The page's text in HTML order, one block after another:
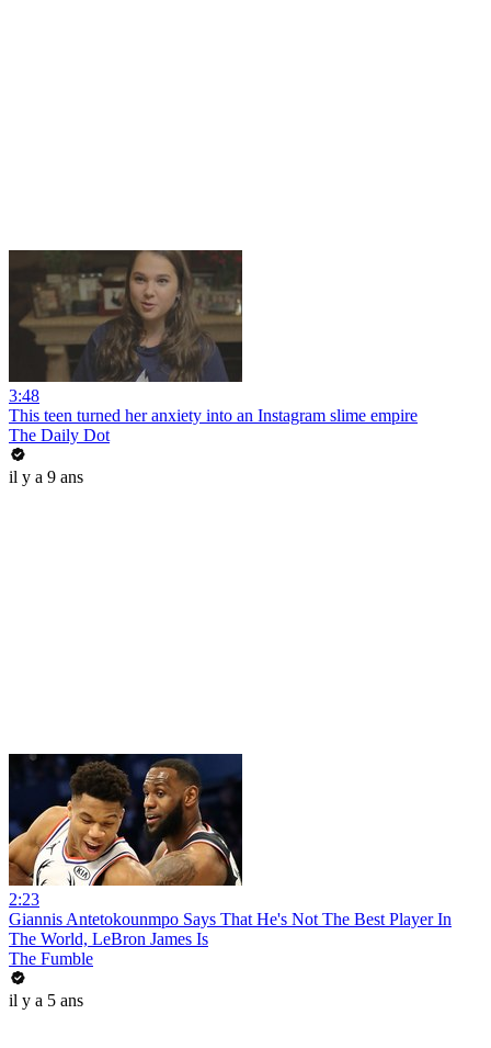
3:48
This teen turned her anxiety into an Instagram slime empire
The Daily Dot
il y a 9 ans
2:23
Giannis Antetokounmpo Says That He's Not The Best Player In
The World, LeBron James Is
The Fumble
il y a 5 ans